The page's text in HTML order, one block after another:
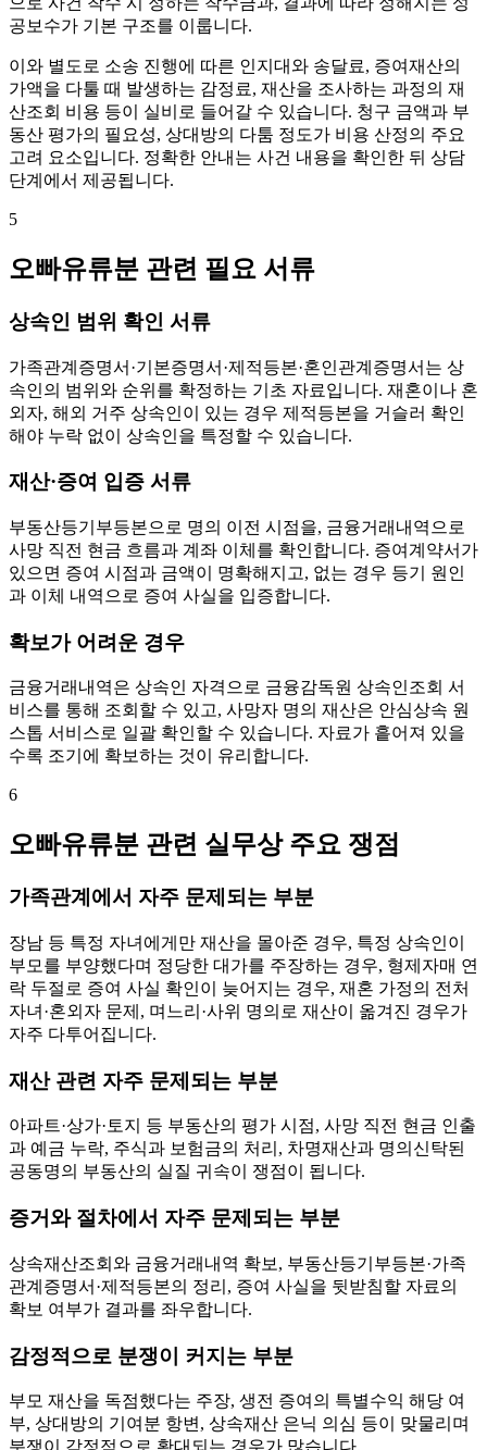
공보수가 기본 구조를 이룹니다.
이와 별도로 소송 진행에 따른 인지대와 송달료, 증여재산의
가액을 다툴 때 발생하는 감정료, 재산을 조사하는 과정의 재
산조회 비용 등이 실비로 들어갈 수 있습니다. 청구 금액과 부
동산 평가의 필요성, 상대방의 다툼 정도가 비용 산정의 주요
고려 요소입니다. 정확한 안내는 사건 내용을 확인한 뒤 상담
단계에서 제공됩니다.
5
오빠유류분 관련 필요 서류
상속인 범위 확인 서류
가족관계증명서·기본증명서·제적등본·혼인관계증명서는 상
속인의 범위와 순위를 확정하는 기초 자료입니다. 재혼이나 혼
외자, 해외 거주 상속인이 있는 경우 제적등본을 거슬러 확인
해야 누락 없이 상속인을 특정할 수 있습니다.
재산·증여 입증 서류
부동산등기부등본으로 명의 이전 시점을, 금융거래내역으로
사망 직전 현금 흐름과 계좌 이체를 확인합니다. 증여계약서가
있으면 증여 시점과 금액이 명확해지고, 없는 경우 등기 원인
과 이체 내역으로 증여 사실을 입증합니다.
확보가 어려운 경우
금융거래내역은 상속인 자격으로 금융감독원 상속인조회 서
비스를 통해 조회할 수 있고, 사망자 명의 재산은 안심상속 원
스톱 서비스로 일괄 확인할 수 있습니다. 자료가 흩어져 있을
수록 조기에 확보하는 것이 유리합니다.
6
오빠유류분 관련 실무상 주요 쟁점
가족관계에서 자주 문제되는 부분
장남 등 특정 자녀에게만 재산을 몰아준 경우, 특정 상속인이
부모를 부양했다며 정당한 대가를 주장하는 경우, 형제자매 연
락 두절로 증여 사실 확인이 늦어지는 경우, 재혼 가정의 전처
자녀·혼외자 문제, 며느리·사위 명의로 재산이 옮겨진 경우가
자주 다투어집니다.
재산 관련 자주 문제되는 부분
아파트·상가·토지 등 부동산의 평가 시점, 사망 직전 현금 인출
과 예금 누락, 주식과 보험금의 처리, 차명재산과 명의신탁된
공동명의 부동산의 실질 귀속이 쟁점이 됩니다.
증거와 절차에서 자주 문제되는 부분
상속재산조회와 금융거래내역 확보, 부동산등기부등본·가족
관계증명서·제적등본의 정리, 증여 사실을 뒷받침할 자료의
확보 여부가 결과를 좌우합니다.
감정적으로 분쟁이 커지는 부분
부모 재산을 독점했다는 주장, 생전 증여의 특별수익 해당 여
부, 상대방의 기여분 항변, 상속재산 은닉 의심 등이 맞물리며